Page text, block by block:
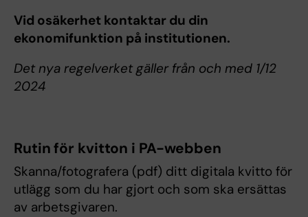
Vid osäkerhet kontaktar du din
ekonomifunktion på institutionen.
Det nya regelverket gäller från och med 1/12
2024
Rutin för kvitton i PA-webben
Skanna/fotografera (pdf) ditt digitala kvitto för
utlägg som du har gjort och som ska ersättas
av arbetsgivaren.